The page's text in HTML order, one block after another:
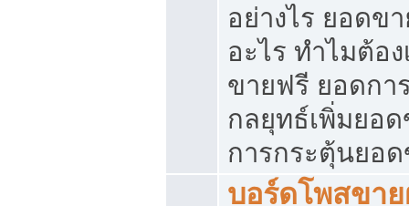
อย่างไร ยอดข
อะไร ทำไมต้อ
ขายฟรี ยอดกา
กลยุทธ์เพิ่มยอ
การกระตุ้นยอ
บอร์ดโพสขา